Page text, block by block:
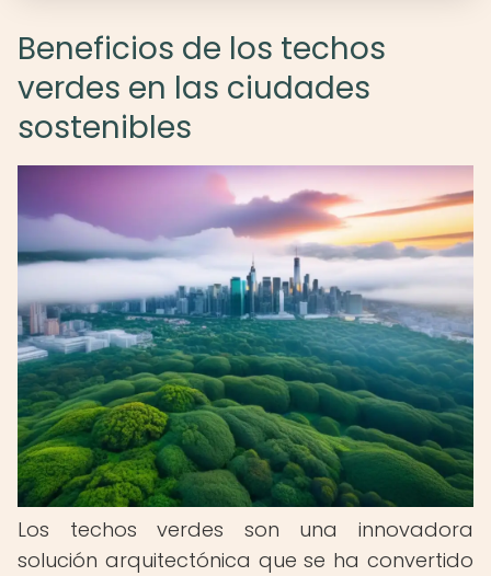
Beneficios de los techos
verdes en las ciudades
sostenibles
Los techos verdes son una innovadora
solución arquitectónica que se ha convertido